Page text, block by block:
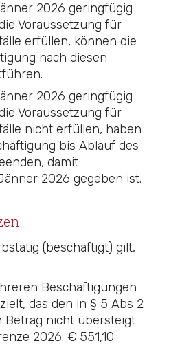
2026 geringfügig
Voraussetzung für
erfüllen, können die
nach diesen
2026 geringfügig
Voraussetzung für
nicht erfüllen, haben
bis Ablauf des
damit
2026 gegeben ist.
(beschäftigt) gilt,
Beschäftigungen
das den in § 5 Abs 2
Betrag nicht übersteigt
2026: € 551,10